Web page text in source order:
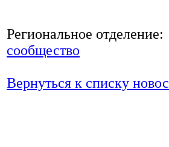
Региональное отделение:
сообщество
Вернуться к списку